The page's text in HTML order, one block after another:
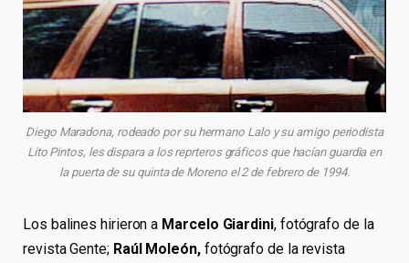
Diego Maradona, rodeado por su hermano Lalo y su amigo periodista
Lito Pintos, les dispara a los reprteros gráficos que hacían guardia en
la puerta de su quinta de Moreno el 2 de febrero de 1994.
Los balines hirieron a Marcelo Giardini, fotógrafo de la
revista Gente; Raúl Moleón,fotógrafo de la revista